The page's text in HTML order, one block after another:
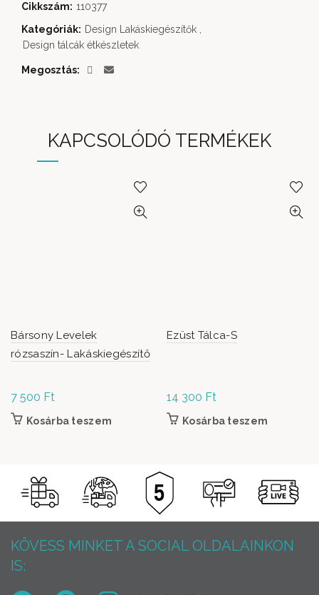
Cikkszám: 110377
Kategóriák: Design Lakáskiegészítők
Design tálcák étkészletek
Megosztás
KAPCSOLÓDÓ TERMÉKEK
Bársony Levelek
rózsaszín- Lakáskiegészítő
7 500 Ft
Kosárba teszem
Ezüst Tálca-S
14 300 Ft
Kosárba teszem
KÖVESS MINKET A SOCIAL OLDALAINKON
IS: